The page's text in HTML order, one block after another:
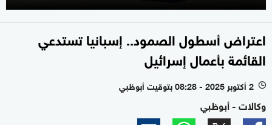
اعتراض أسطول الصمود.. إسبانيا تستدعي
القائمة بأعمال إسرائيل
l 2 أكتوبر 2025 - 08:28 بتوقيت أبوظبي
وكالات - أبوظبي